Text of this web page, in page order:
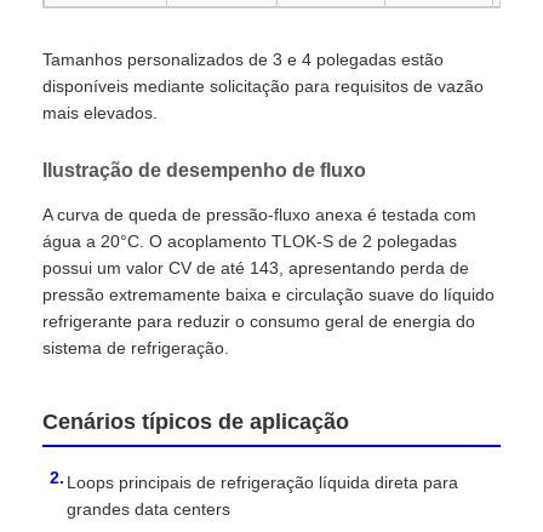
Tamanhos personalizados de 3 e 4 polegadas estão
disponíveis mediante solicitação para requisitos de vazão
mais elevados.
Ilustração de desempenho de fluxo
A curva de queda de pressão-fluxo anexa é testada com
água a 20°C. O acoplamento TLOK-S de 2 polegadas
possui um valor CV de até 143, apresentando perda de
pressão extremamente baixa e circulação suave do líquido
refrigerante para reduzir o consumo geral de energia do
sistema de refrigeração.
Cenários típicos de aplicação
Loops principais de refrigeração líquida direta para
grandes data centers